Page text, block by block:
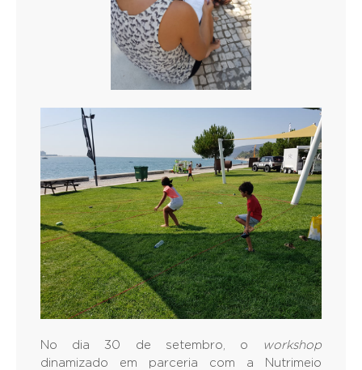
No dia 30 de setembro, o
workshop
dinamizado em parceria com a Nutrimeio